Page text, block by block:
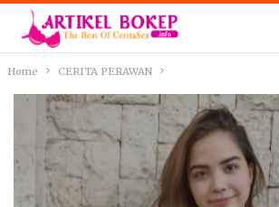
Home CERITA PERAWAN